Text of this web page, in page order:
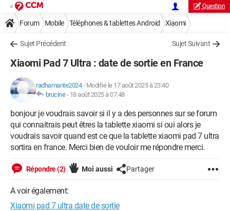
Question
Forum Mobile Téléphones & tablettes Android Xiaomi
Sujet Précédent Sujet Suivant
Xiaomi Pad 7 Ultra : date de sortie en France
radhamante2024- Modifié le 17 août 2025 à 23:40
brucine- 18 août 2025 à 07:48
bonjour je voudrais savoir si il y a des personnes sur se forum
qui connaitrais peut êtres la tablette xiaomi si oui alors je
voudrais savoir quand est ce que la tablette xiaomi pad 7 ultra
sortira en france. Merci bien de vouloir me répondre merci.
Répondre (2) Moi aussi Partager
A voir également:
Xiaomi pad 7 ultra date de sortie